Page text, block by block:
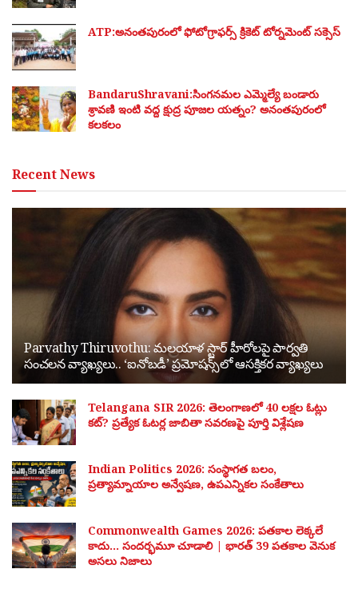
ATP:అనంతపురంలో ఫోటోగ్రాఫర్స్ క్రికెట్ టోర్నమెంట్ సక్సెస్
BandaruShravani:సింగనమల ఎమ్మెల్యే బండారు
శ్రావణి ఇంటి వద్ద క్షుద్ర పూజల యత్నం? అనంతపురంలో
కలకలం
Recent News
Parvathy Thiruvothu: మలయాళ స్టార్ హీరోలపై పార్వతి
సంచలన వ్యాఖ్యలు.. ‘ఐనోబడీ’ ప్రమోషన్స్‌లో ఆసక్తికర వ్యాఖ్యలు
Telangana SIR 2026: తెలంగాణలో 40 లక్షల ఓట్లు
కట్? ప్రత్యేక ఓటర్ల జాబితా సవరణపై పూర్తి విశ్లేషణ
Indian Politics 2026: సంస్థాగత బలం,
ప్రత్యామ్నాయాల అన్వేషణ, ఉపఎన్నికల సంకేతాలు
Commonwealth Games 2026: పతకాల లెక్కలే
కాదు… సందర్భమూ చూడాలి | భారత్ 39 పతకాల వెనుక
అసలు నిజాలు